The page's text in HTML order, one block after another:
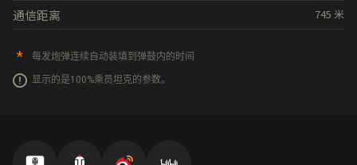
745 米
通信距离
每发炮弹连续自动装填到弹鼓内的时间
显示的是100%乘员坦克的参数。